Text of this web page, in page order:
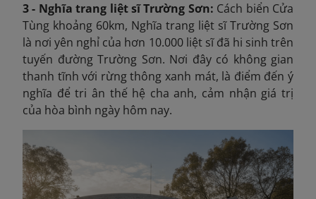
3 - Nghĩa trang liệt sĩ Trường Sơn: Cách biển Cửa
Tùng khoảng 60km, Nghĩa trang liệt sĩ Trường Sơn
là nơi yên nghỉ của hơn 10.000 liệt sĩ đã hi sinh trên
tuyến đường Trường Sơn. Nơi đây có không gian
thanh tĩnh với rừng thông xanh mát, là điểm đến ý
nghĩa để tri ân thế hệ cha anh, cảm nhận giá trị
của hòa bình ngày hôm nay.